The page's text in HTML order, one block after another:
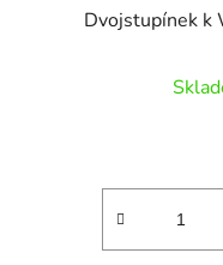
Dvojstupínek k